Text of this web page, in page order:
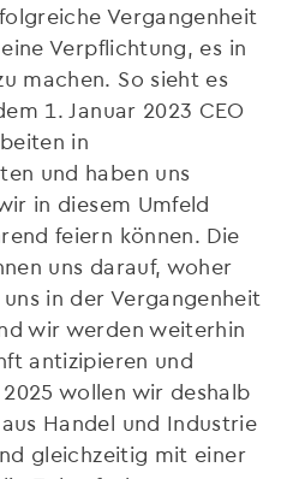
Vergangenheit
Verpflichtung, es in
machen. So sieht es
1. Januar 2023 CEO
in
und haben uns
in diesem Umfeld
feiern können. Die
uns darauf, woher
in der Vergangenheit
wir werden weiterhin
antizipieren und
wollen wir deshalb
Handel und Industrie
gleichzeitig mit einer